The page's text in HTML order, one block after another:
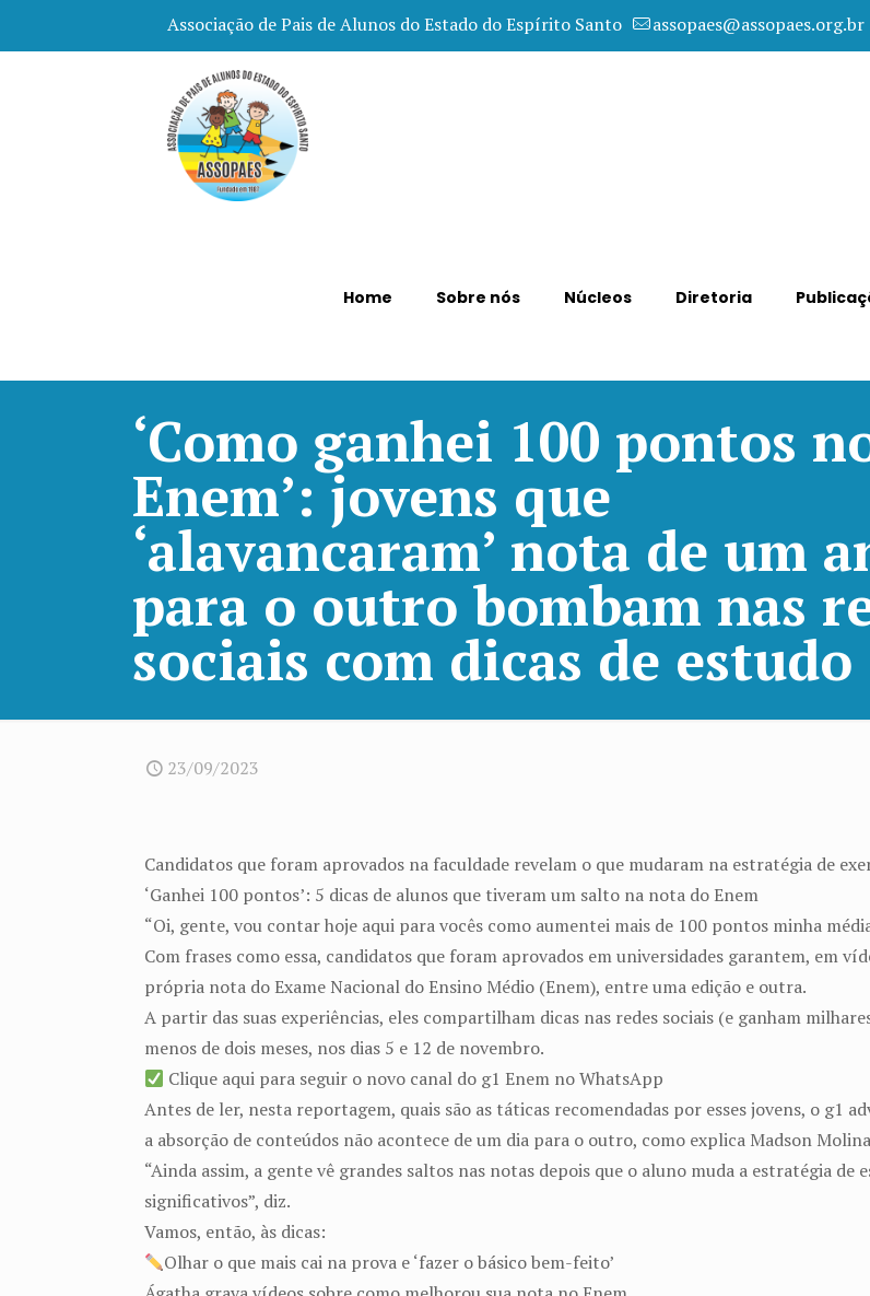
Associação de Pais de Alunos do Estado do Espírito Santo assopaes@assopaes.org.br
Home Sobre nós Núcleos Diretoria
‘Como ganhei 100 pontos
Enem’: jovens que
‘alavancaram’ nota de um
para o outro bombam nas
sociais com dicas de estudo
23/09/2023
Candidatos que foram aprovados na faculdade revelam o que mudaram na estratégia de
‘Ganhei 100 pontos’: 5 dicas de alunos que tiveram um salto na nota do Enem
“Oi, gente, vou contar hoje aqui para vocês como aumentei mais de 100 pontos minha
Com frases como essa, candidatos que foram aprovados em universidades garantem, em
própria nota do Exame Nacional do Ensino Médio (Enem), entre uma edição e outra.
A partir das suas experiências, eles compartilham dicas nas redes sociais (e ganham
menos de dois meses, nos dias 5 e 12 de novembro.
Clique aqui para seguir o novo canal do g1 Enem no WhatsApp
Antes de ler, nesta reportagem, quais são as táticas recomendadas por esses jovens, o g1
a absorção de conteúdos não acontece de um dia para o outro, como explica Madson
“Ainda assim, a gente vê grandes saltos nas notas depois que o aluno muda a estratégia de
significativos”, diz.
Vamos, então, às dicas:
Olhar o que mais cai na prova e ‘fazer o básico bem-feito’